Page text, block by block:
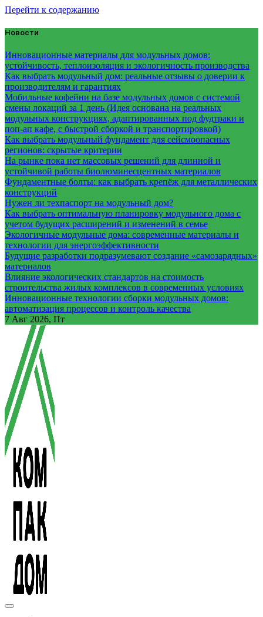
Перейти к содержанию
Новости
Инновационные материалы для модульных домов:
устойчивость, теплоизоляция и экологичность производства
Как выбрать модульный дом: реальные отзывы о доверии к
производителям и гарантиях
Мобильные кофейни на базе модульных домов с системой
смены локаций за 1 день (Идея основана на реальных
модульных конструкциях, адаптированных под фудтраки и
поп-ап кафе, с быстрой сборкой и транспортировкой)
Как выбрать модульный фундамент для сейсмоопасных
регионов: скрытые критерии
На рынке пока нет массовых решений для длинной и
устойчивой работы биолюминесцентных материалов
Фундаментные болты: как выбрать крепёж для металлических
конструкций
Нужен ли техпаспорт на модульный дом?
Как выбрать оптимальную планировку модульного дома с
учетом будущих расширений и изменений в семье
Экологичные модульные дома: современные материалы и
технологии для энергоэффективности
Будущие разработки подразумевают создание «самозарядных»
материалов
Влияние экологических стандартов на стоимость
строительства жилых комплексов в современных условиях
Инновационные технологии сборки модульных домов:
автоматизация процессов и контроль качества
7 Авг 2026, Пт